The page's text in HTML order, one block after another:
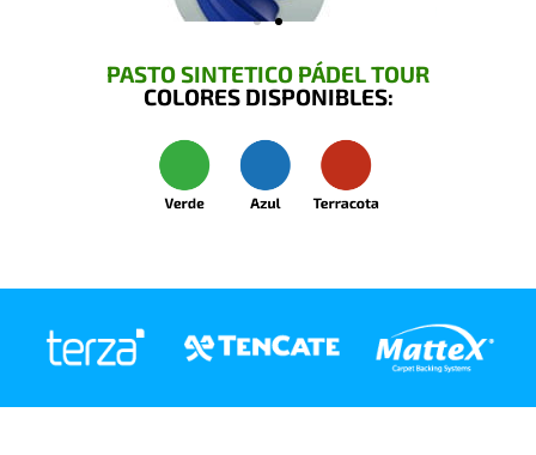
PASTO SINTETICO PÁDEL TOUR
COLORES DISPONIBLES: